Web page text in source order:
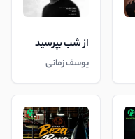
از شب بپرسید
یوسف زمانی